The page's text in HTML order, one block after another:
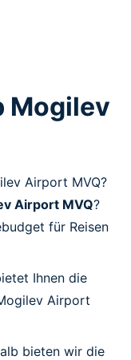
Mogilev
Airport MVQ?
Airport MVQ?
für Reisen
Ihnen die
Airport
bieten wir die